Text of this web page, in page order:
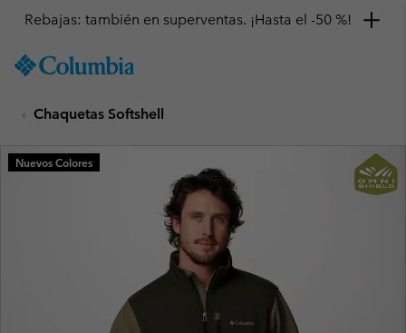
TO
SKIP
MAIN
NAV
Rebajas: también en superventas. ¡Hasta el -50 %!
Chaquetas Softshell
Nuevos Colores